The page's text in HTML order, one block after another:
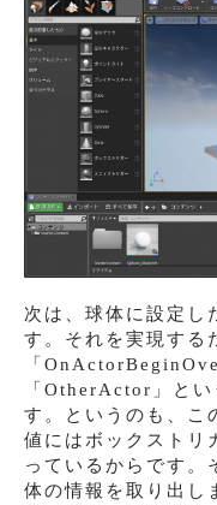
次は、球体に設定し
す。それを実現する
「
「OtherActor」と
す。というのも、こ
値にはボックストリ
っているからです
体の情報を取り出し